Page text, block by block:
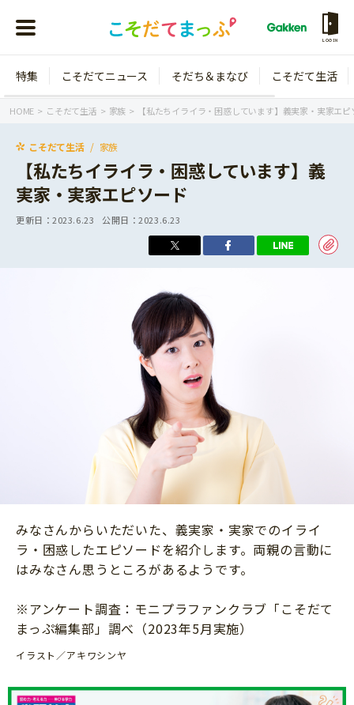
LOGIN
年齢から探す
1歳
小学2年生
小学4年生
小学6年生
こそだてニュース
そだち＆まなび
科学・プログラミング
自由研究・工作
読書感想文
本・読書
運動・あそび・ゲーム
英語
習い事
ファッション・美容
行事・イベント
トラブル
親子でいっしょに
人間関係
家族
こそだてマンガ
特集 こそだてニュース そだち＆まなび こそだて生活
HOME こそだて生活 家族 【私たちイライラ・困惑しています】義実家・実家エピ
こそだて生活 家族
【私たちイライラ・困惑しています】義
実家・実家エピソード
更新日：2023.6.23 公開日：2023.6.23
みなさんからいただいた、義実家・実家でのイライ
ラ・困惑したエピソードを紹介します。両親の言動に
はみなさん思うところがあるようです。
※アンケート調査：モニプラファンクラブ「こそだて
まっぷ編集部」調べ（2023年5月実施）
イラスト／アキワシンヤ